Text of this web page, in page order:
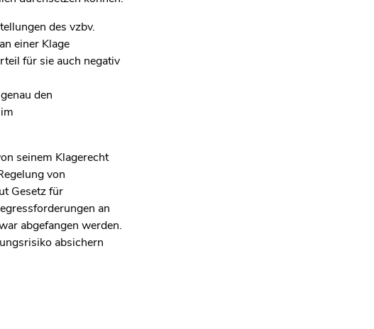
des vzbv.
einer Klage
für sie auch negativ
den
seinem Klagerecht
von
Gesetz für
an
abgefangen werden.
absichern